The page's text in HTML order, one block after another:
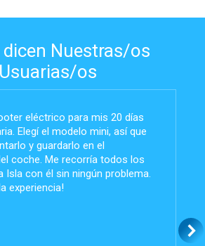
dicen Nuestras/os
Usuarias/os
eléctrico para mis 20 días
Elegí el modelo mini, así que
y guardarlo en el
coche. Me recorría todos los
Isla con él sin ningún problema.
experiencia!